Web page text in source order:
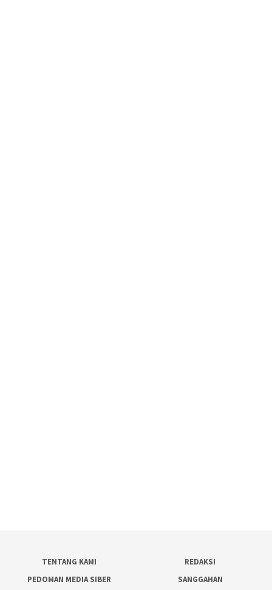
TENTANG KAMI
REDAKSI
PEDOMAN MEDIA SIBER
SANGGAHAN